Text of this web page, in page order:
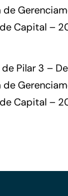
de
Capital –
Pilar 3 –
de
Capital –